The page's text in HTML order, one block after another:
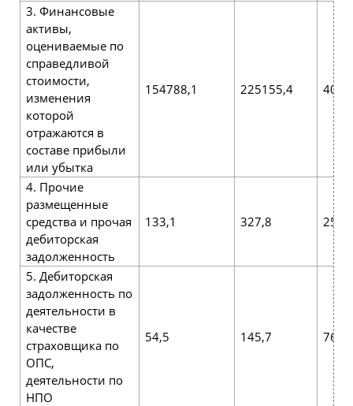
3. Финансовые
активы,
оцениваемые по
справедливой
стоимости,
изменения
которой
отражаются в
составе прибыли
или убытка
154788,1 225155,4
4. Прочие
размещенные
средства и прочая
дебиторская
задолженность
133,1 327,8
5. Дебиторская
задолженность по
деятельности в
качестве
страховщика по
ОПС,
деятельности по
НПО
54,5 145,7 76,4